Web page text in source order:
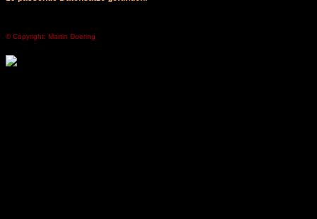
© Copyright: Martin Doering